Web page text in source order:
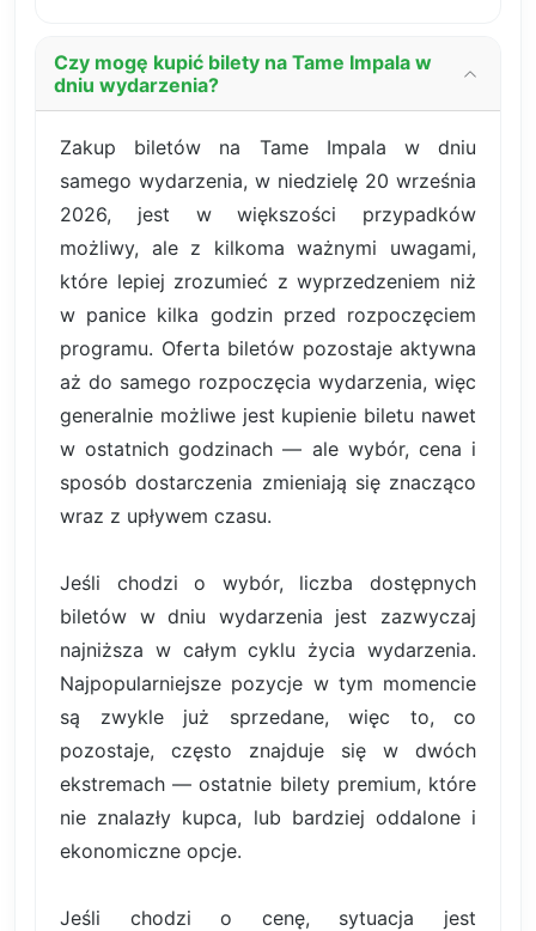
Czy mogę kupić bilety na Tame Impala w
dniu wydarzenia?
Zakup biletów na Tame Impala w dniu
samego wydarzenia, w niedzielę 20 września
2026, jest w większości przypadków
możliwy, ale z kilkoma ważnymi uwagami,
które lepiej zrozumieć z wyprzedzeniem niż
w panice kilka godzin przed rozpoczęciem
programu. Oferta biletów pozostaje aktywna
aż do samego rozpoczęcia wydarzenia, więc
generalnie możliwe jest kupienie biletu nawet
w ostatnich godzinach — ale wybór, cena i
sposób dostarczenia zmieniają się znacząco
wraz z upływem czasu.
Jeśli chodzi o wybór, liczba dostępnych
biletów w dniu wydarzenia jest zazwyczaj
najniższa w całym cyklu życia wydarzenia.
Najpopularniejsze pozycje w tym momencie
są zwykle już sprzedane, więc to, co
pozostaje, często znajduje się w dwóch
ekstremach — ostatnie bilety premium, które
nie znalazły kupca, lub bardziej oddalone i
ekonomiczne opcje.
Jeśli chodzi o cenę, sytuacja jest